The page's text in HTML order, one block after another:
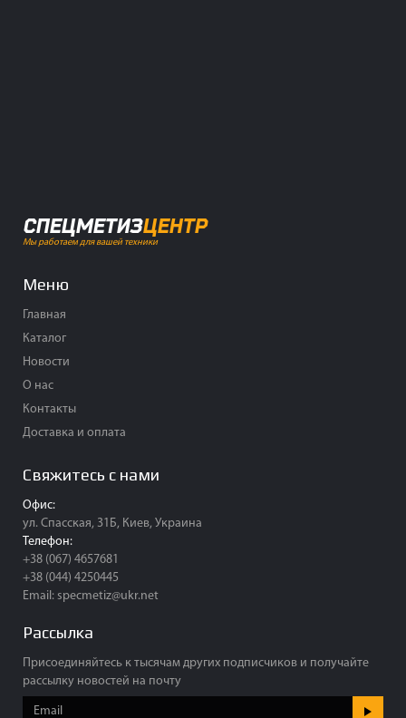
СПЕЦМЕТИЗЦЕНТР
Мы работаем для вашей техники
Меню
Главная
Каталог
Новости
О нас
Контакты
Доставка и оплата
Свяжитесь с нами
Офис:
ул. Спасская, 31Б, Киев, Украина
Телефон:
+38 (067) 4657681
+38 (044) 4250445
Email: specmetiz@ukr.net
Рассылка
Присоединяйтесь к тысячам других подписчиков и получайте
рассылку новостей на почту